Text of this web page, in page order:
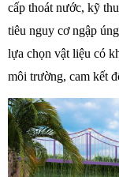
cấp thoát nước, kỹ
tiêu nguy cơ ngập
lựa chọn vật liệu có
môi trường, cam kết